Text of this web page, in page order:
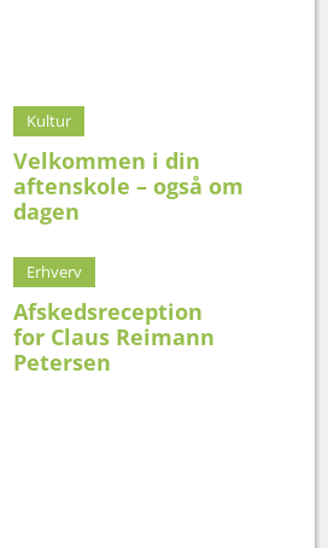
Kultur
Velkommen i din
aftenskole – også om
dagen
Erhverv
Afskedsreception
for Claus Reimann
Petersen